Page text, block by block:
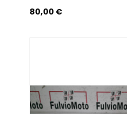
Prix
80,00 €